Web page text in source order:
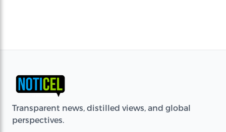
Transparent news, distilled views, and global
perspectives.